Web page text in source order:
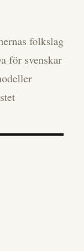
folkslag
för svenskar